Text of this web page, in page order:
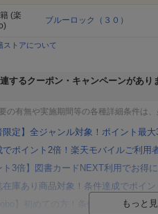
(楽
ブルーロック（３０）
ストアについて
するクーポン・キャンペーンがあり
の有無や実施期間等の各種詳細条件は、
限定】全ジャンル対象！ポイント最
でポイント2倍！楽天モバイルご利用
ト3倍】図書カードNEXT利用でお得
在庫あり商品対象！条件達成でポイ
】初めての方！条件達成で楽天ブ